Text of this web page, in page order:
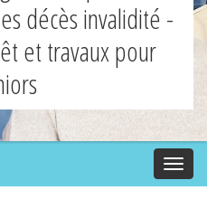
décès invalidité -
et travaux pour